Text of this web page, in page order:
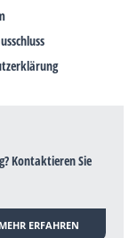
Kontaktieren Sie
MEHR ERFAHREN